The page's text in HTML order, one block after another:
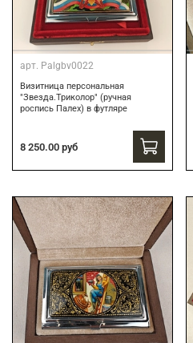
арт. Palgbv0022
Визитница персональная
"Звезда.Триколор" (ручная
роспись Палех) в футляре
8 250.00 руб